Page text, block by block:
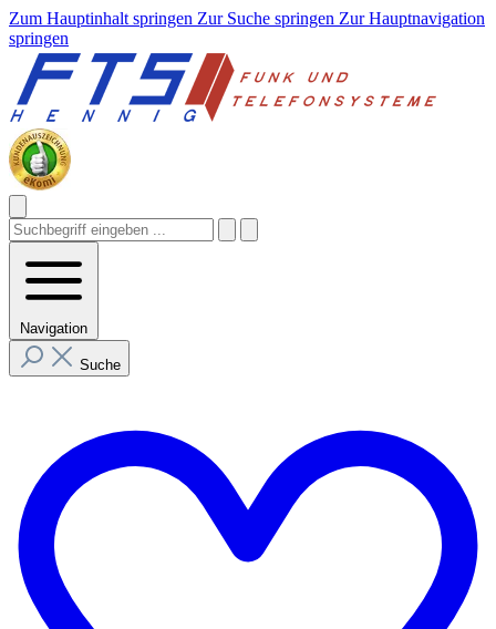
Zum Hauptinhalt springen Zur Suche springen Zur Hauptnavigation
springen
Navigation
Suche